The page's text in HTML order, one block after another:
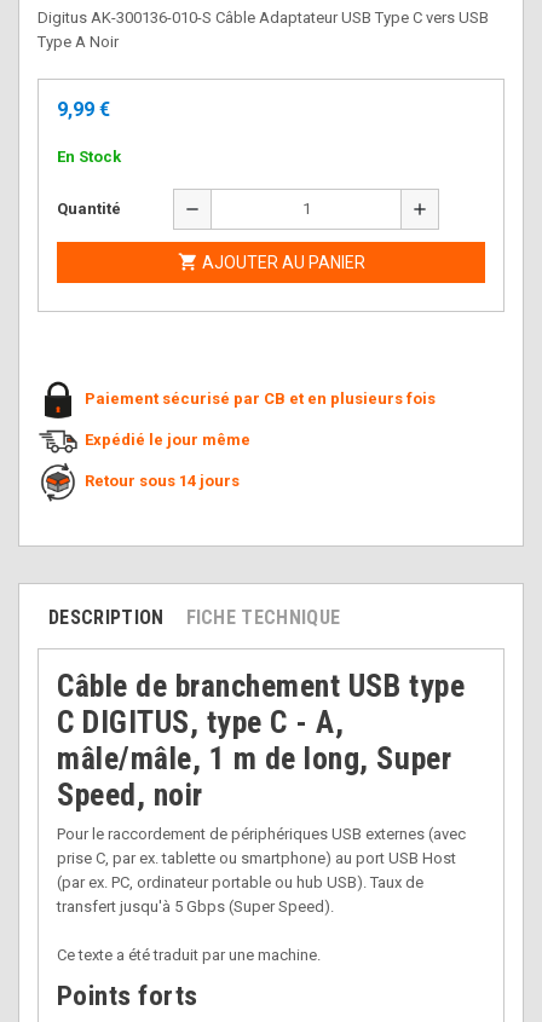
Digitus AK-300136-010-S Câble Adaptateur USB Type C vers USB
Type A Noir
9,99 €
En Stock
Quantité remove add
 AJOUTER AU PANIER
Paiement sécurisé par CB et en plusieurs fois
Expédié le jour même
Retour sous 14 jours
DESCRIPTION FICHE TECHNIQUE
Câble de branchement USB type
C DIGITUS, type C - A,
mâle/mâle, 1 m de long, Super
Speed, noir
Pour le raccordement de périphériques USB externes (avec
prise C, par ex. tablette ou smartphone) au port USB Host
(par ex. PC, ordinateur portable ou hub USB). Taux de
transfert jusqu'à 5 Gbps (Super Speed).
Ce texte a été traduit par une machine.
Points forts